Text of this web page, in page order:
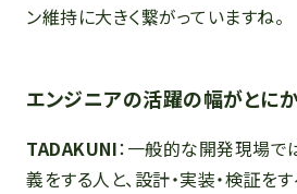
ン維持に大きく繋がっていますね。
エンジニアの活躍の幅がとにか
TADAKUNI：一般的な開発現場で
義をする人と、設計・実装・検証を